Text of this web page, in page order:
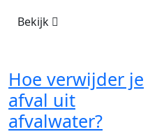
Bekijk
Hoe verwijder je
afval uit
afvalwater?